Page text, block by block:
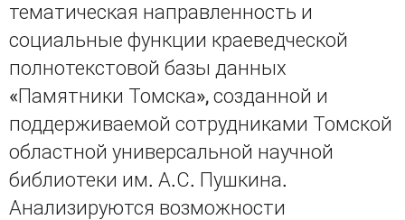
тематическая направленность и
социальные функции краеведческой
полнотекстовой базы данных
«Памятники Томска», созданной и
поддерживаемой сотрудниками Томской
областной универсальной научной
библиотеки им. А.С. Пушкина.
Анализируются возможности